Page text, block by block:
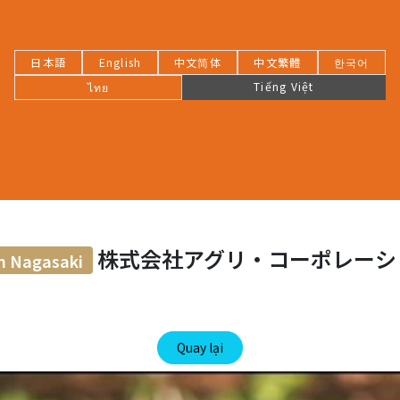
日本語 English 中文简体 中文繁體
한국어
ไทย
Tiếng Việt
Nagasaki 株式会社アグリ・コーポレー
Quay lại